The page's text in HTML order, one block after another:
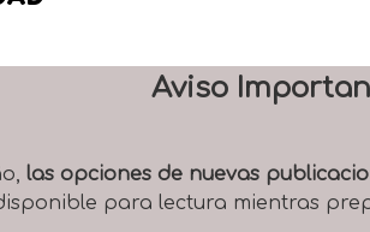
Aviso
las opciones de nuevas
para lectura mientras